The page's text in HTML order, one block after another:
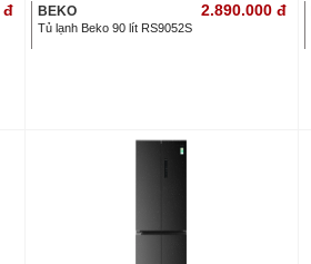
đ
BEKO
2.890.000 đ
Tủ lạnh Beko 90 lít RS9052S